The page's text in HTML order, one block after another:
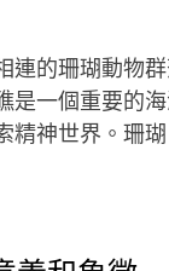
連的珊瑚動物
是一個重要的海
精神世界。珊